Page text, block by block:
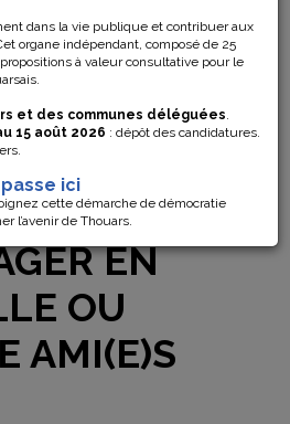
dans la vie publique et contribuer aux
organe indépendant, composé de 25
à valeur consultative pour le
et des communes déléguées.
15 août 2026 : dépôt des candidatures.
passe ici
cette démarche de démocratie
l’avenir de Thouars.
DU
UNE
À
EN
OU
AMI(E)S